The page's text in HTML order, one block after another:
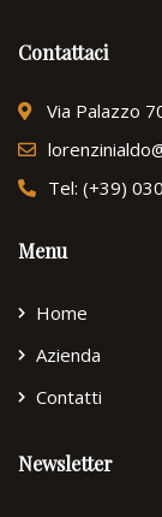
Contattaci
Via Palazzo
Tel: (+39)
Menu
Home
Azienda
Contatti
Newsletter